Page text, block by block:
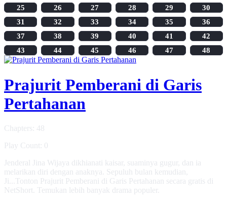
25
26 27 28 29
30
31
32 33 34 35
36
37
38 39 40 41
42
43
44 45 46 47 48
Prajurit Pemberani di Garis
Pertahanan
Chapters: 48
Play Count: 0
Jenderal Jina Wijaya dikhianati kaisar, suaminya gugur, dan ia
melarikan diri dengan anaknya. Sepuluh bulan kemudian,
Ji...Tonton Prajurit Pemberani di Garis Pertahanan secara gratis di
NetShort. Temukan lebih banyak drama populer.